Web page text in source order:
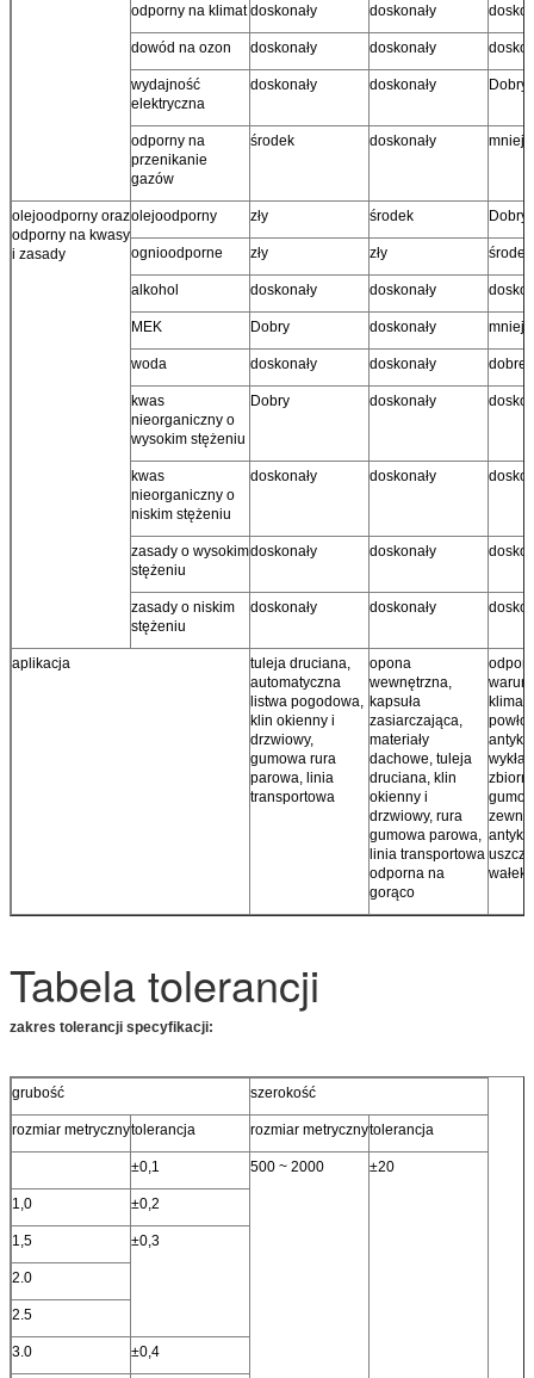
odporny na klimat doskonały doskonały
dowód na ozon doskonały doskonały
wydajność
elektryczna
doskonały doskonały Dobry
odporny na
przenikanie
gazów
środek doskonały mniej
olejoodporny oraz
odporny na kwasy
i zasady
olejoodporny zły środek Dobry
ognioodporne zły zły środek
alkohol doskonały doskonały
MEK Dobry doskonały mniej
woda doskonały doskonały dobre
kwas
nieorganiczny o
wysokim stężeniu
Dobry doskonały
kwas
nieorganiczny o
niskim stężeniu
doskonały doskonały
zasady o wysokim
stężeniu
doskonały doskonały
zasady o niskim
stężeniu
doskonały doskonały
aplikacja
tuleja druciana,
automatyczna
listwa pogodowa,
klin okienny i
drzwiowy,
gumowa rura
parowa, linia
transportowa
opona
wewnętrzna,
kapsuła
zasiarczająca,
materiały
dachowe, tuleja
druciana, klin
okienny i
drzwiowy, rura
gumowa parowa,
linia transportowa
odporna na
gorąco
wałek
Tabela tolerancji
zakres tolerancji specyfikacji:
grubość szerokość
rozmiar metrycznytolerancja rozmiar metrycznytolerancja
±0,1 500 ~ 2000 ±20
1,0 ±0,2
1,5 ±0,3
2.0
2.5
3.0 ±0,4